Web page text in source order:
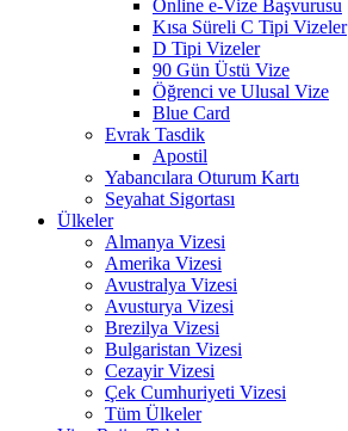
Online e-Vize Başvurusu
Kısa Süreli C Tipi Vizeler
D Tipi Vizeler
90 Gün Üstü Vize
Öğrenci ve Ulusal Vize
Blue Card
Evrak Tasdik
Apostil
Yabancılara Oturum Kartı
Seyahat Sigortası
Ülkeler
Almanya Vizesi
Amerika Vizesi
Avustralya Vizesi
Avusturya Vizesi
Brezilya Vizesi
Bulgaristan Vizesi
Cezayir Vizesi
Çek Cumhuriyeti Vizesi
Tüm Ülkeler